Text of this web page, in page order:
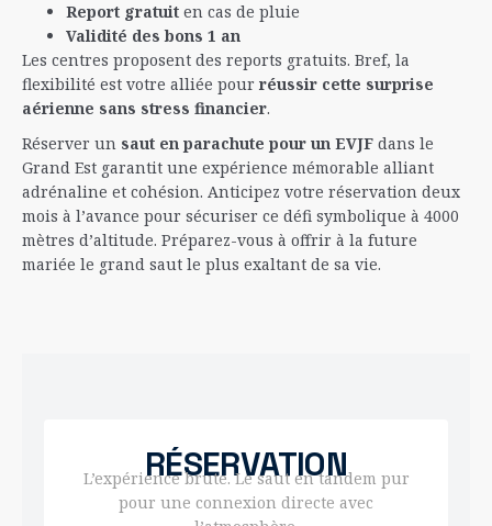
Report gratuit en cas de pluie
Validité des bons 1 an
Les centres proposent des reports gratuits. Bref, la
flexibilité est votre alliée pour réussir cette surprise
aérienne sans stress financier.
Réserver un saut en parachute pour un EVJF dans le
Grand Est garantit une expérience mémorable alliant
adrénaline et cohésion. Anticipez votre réservation deux
mois à l’avance pour sécuriser ce défi symbolique à 4000
mètres d’altitude. Préparez-vous à offrir à la future
mariée le grand saut le plus exaltant de sa vie.
RÉSERVATION
L’expérience brute. Le saut en tandem pur
pour une connexion directe avec